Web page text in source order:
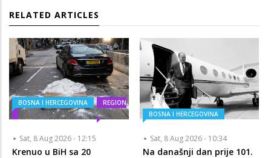
RELATED ARTICLES
BOSNA I HERCEGOVINA REGION
Sat, 8 Aug 2026 - 12:15
Krenuo u BiH sa 20
BOSNA I HERCEGOVINA
Sat, 8 Aug 2026 - 10:34
Na današnji dan prije 101.